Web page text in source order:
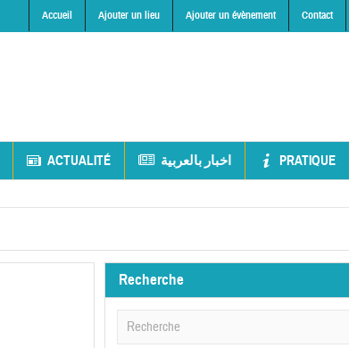
Accueil Ajouter un lieu Ajouter un évènement Contact
ACTUALITÉ اخبار بالعربية PRATIQUE
Recherche